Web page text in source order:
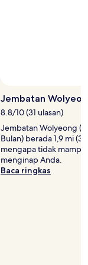
Jembatan
8.8/10 (31 ulasan)
Jembatan Wolyeong
Bulan) berada 1,9 mi
mengapa tidak mampir
menginap Anda.
Baca ringkas